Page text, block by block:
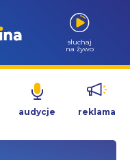
słuchaj
na żywo
audycje reklama